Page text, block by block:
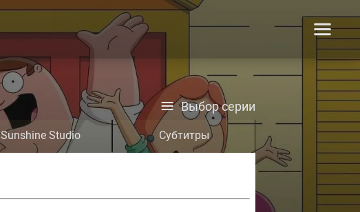
Выбор серии
Sunshine Studio Субтитры